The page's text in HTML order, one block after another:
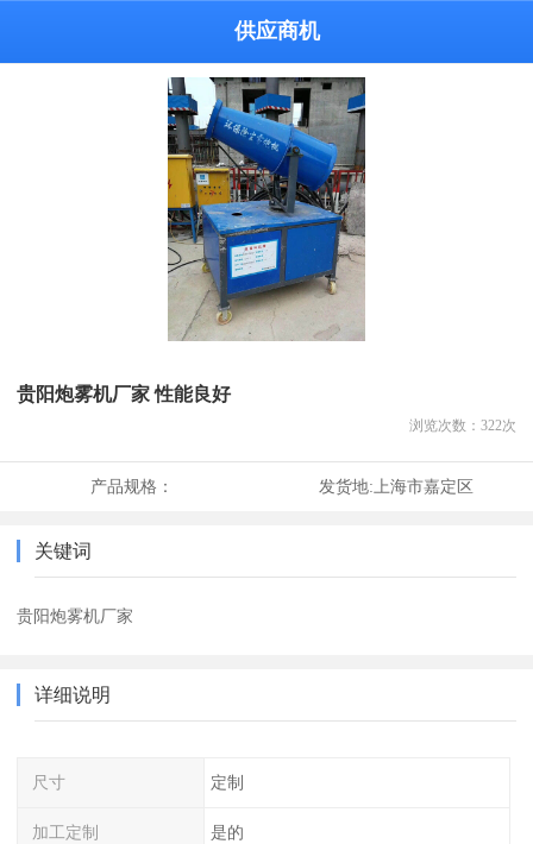
供应商机
贵阳炮雾机厂家 性能良好
浏览次数： 322次
产品规格： 发货地:上海市嘉定区
关键词
贵阳炮雾机厂家
详细说明
尺寸 定制
加工定制 是的